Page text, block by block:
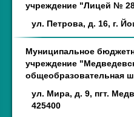
учреждение "Лицей №
ул. Петрова, д. 16, г.
Муниципальное
учреждение
общеобразовательная
ул. Мира, д. 9, пгт.
425400